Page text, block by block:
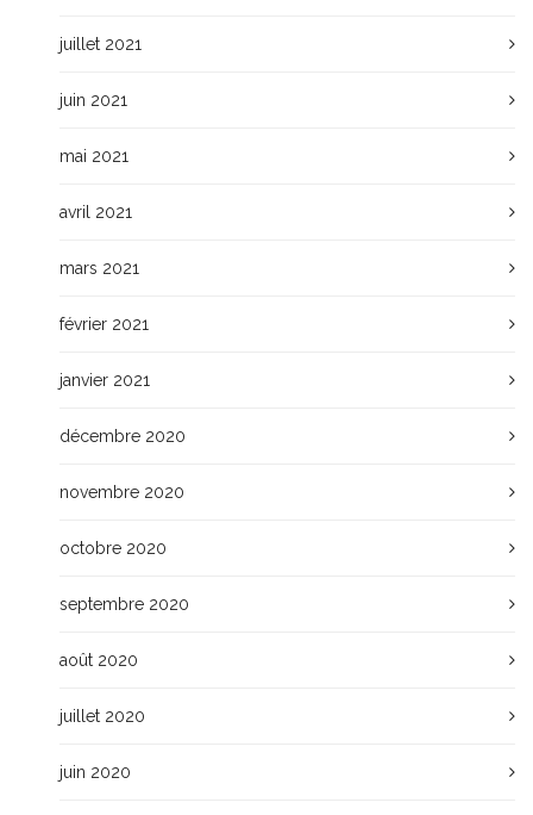
juillet 2021
juin 2021
mai 2021
avril 2021
mars 2021
février 2021
janvier 2021
décembre 2020
novembre 2020
octobre 2020
septembre 2020
août 2020
juillet 2020
juin 2020